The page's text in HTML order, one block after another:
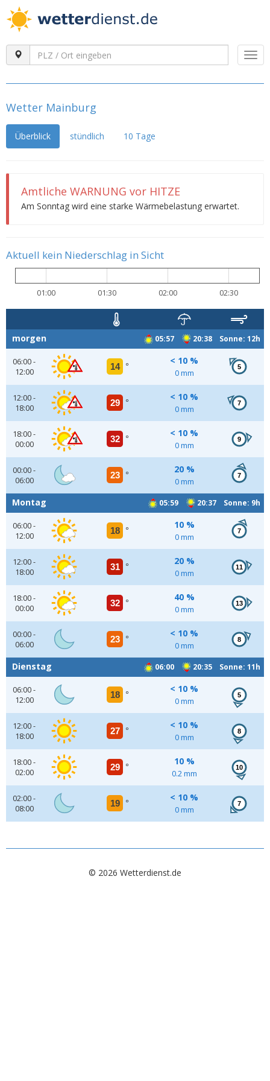
Wetter Mainburg
Überblick stündlich 10 Tage
Amtliche WARNUNG vor HITZE
Am Sonntag wird eine starke Wärmebelastung erwartet.
Aktuell kein Niederschlag in Sicht
01:00 01:30 02:00 02:30
05:57 20:38 Sonne: 12h
morgen
06:00 -
12:00
14 °
< 10 %
0 mm
5
12:00 -
18:00
29 °
< 10 %
0 mm
7
18:00 -
00:00
32 °
< 10 %
0 mm
9
00:00 -
06:00
23 °
20 %
0 mm
7
05:59 20:37 Sonne: 9h
Montag
06:00 -
12:00
18 °
10 %
0 mm
7
12:00 -
18:00
31 °
20 %
0 mm
11
18:00 -
00:00
32 °
40 %
0 mm
13
00:00 -
06:00
23 °
< 10 %
0 mm
8
06:00 20:35 Sonne: 11h
Dienstag
06:00 -
12:00
18 °
< 10 %
0 mm
5
12:00 -
18:00
27 °
< 10 %
0 mm
8
18:00 -
02:00
29 °
10 %
0.2 mm
10
02:00 -
08:00
19 °
< 10 %
0 mm
7
© 2026 Wetterdienst.de